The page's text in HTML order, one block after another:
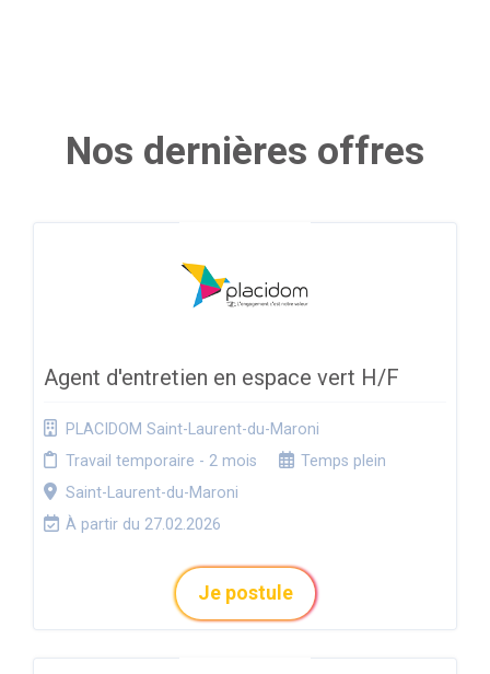
Nos dernières offres
Agent d'entretien en espace vert H/F
PLACIDOM Saint-Laurent-du-Maroni
Travail temporaire - 2 mois
Temps plein
Saint-Laurent-du-Maroni
À partir du 27.02.2026
Je postule